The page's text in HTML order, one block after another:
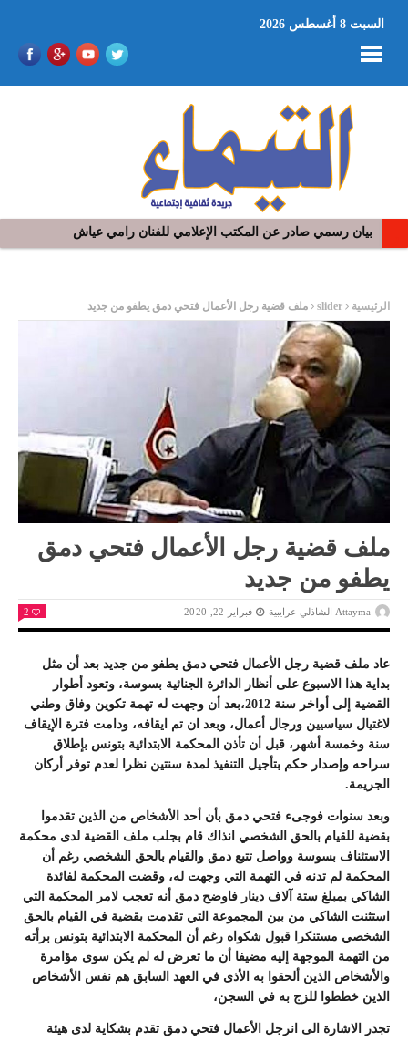
السبت 8 أغسطس 2026
بيان رسمي صادر عن المكتب الإعلامي للفنان رامي عياش
الرئيسية slider ملف قضية رجل الأعمال فتحي دمق يطفو من جديد
ملف قضية رجل الأعمال فتحي دمق
يطفو من جديد
Attayma الشاذلي عرايبية فبراير 22, 2020 2
عاد ملف قضية رجل الأعمال فتحي دمق يطفو من جديد بعد أن مثل
بداية هذا الاسبوع على أنظار الدائرة الجنائية بسوسة، وتعود أطوار
القضية إلى أواخر سنة 2012،بعد أن وجهت له تهمة تكوين وفاق وطني
لاغتيال سياسيين ورجال أعمال، وبعد ان تم ايقافه، ودامت فترة الإيقاف
سنة وخمسة أشهر، قبل أن تأذن المحكمة الابتدائية بتونس بإطلاق
سراحه وإصدار حكم بتأجيل التنفيذ لمدة سنتين نظرا لعدم توفر أركان
الجريمة.
وبعد سنوات فوجىء فتحي دمق بأن أحد الأشخاص من الذين تقدموا
بقضية للقيام بالحق الشخصي انذاك قام بجلب ملف القضية لدى محكمة
الاستئناف بسوسة وواصل تتبع دمق والقيام بالحق الشخصي رغم أن
المحكمة لم تدنه في التهمة التي وجهت له، وقضت المحكمة لفائدة
الشاكي بمبلغ ستة آلاف دينار فاوضح دمق أنه تعجب لامر المحكمة التي
استثنت الشاكي من بين المجموعة التي تقدمت بقضية في القيام بالحق
الشخصي مستنكرا قبول شكواه رغم أن المحكمة الابتدائية بتونس برأته
من التهمة الموجهة إليه مضيفا أن ما تعرض له لم يكن سوى مؤامرة
والأشخاص الذين ألحقوا به الأذى في العهد السابق هم نفس الأشخاص
الذين خططوا للزج به في السجن،
تجدر الاشارة الى انرجل الأعمال فتحي دمق تقدم بشكاية لدى هيئة